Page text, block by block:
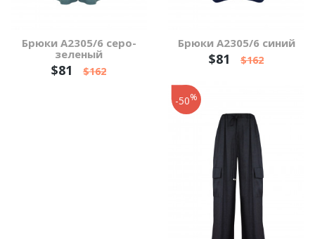
Брюки А2305/6 серо-
зеленый
$81 $162
Брюки А2305/6 синий
$81 $162
-50%